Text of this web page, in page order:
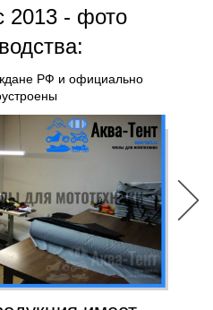
2013 - фото
РФ и официально